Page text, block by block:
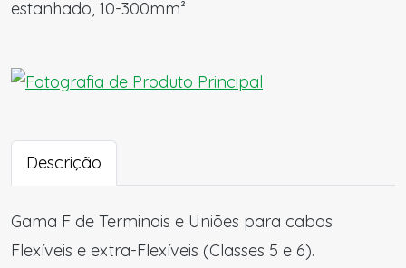
estanhado, 10-300mm²
Descrição
Gama F de Terminais e Uniões para cabos
Flexíveis e extra-Flexíveis (Classes 5 e 6).